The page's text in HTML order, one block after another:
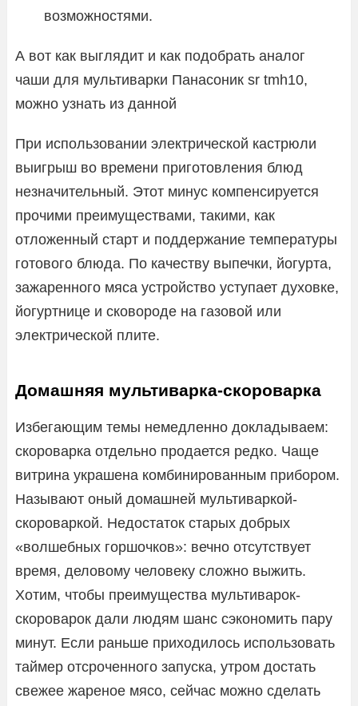
возможностями.
А вот как выглядит и как подобрать аналог
чаши для мультиварки Панасоник sr tmh10,
можно узнать из данной
При использовании электрической кастрюли
выигрыш во времени приготовления блюд
незначительный. Этот минус компенсируется
прочими преимуществами, такими, как
отложенный старт и поддержание температуры
готового блюда. По качеству выпечки, йогурта,
зажаренного мяса устройство уступает духовке,
йогуртнице и сковороде на газовой или
электрической плите.
Домашняя мультиварка-скороварка
Избегающим темы немедленно докладываем:
скороварка отдельно продается редко. Чаще
витрина украшена комбинированным прибором.
Называют оный домашней мультиваркой-
скороваркой. Недостаток старых добрых
«волшебных горшочков»: вечно отсутствует
время, деловому человеку сложно выжить.
Хотим, чтобы преимущества мультиварок-
скороварок дали людям шанс сэкономить пару
минут. Если раньше приходилось использовать
таймер отсроченного запуска, утром достать
свежее жареное мясо, сейчас можно сделать